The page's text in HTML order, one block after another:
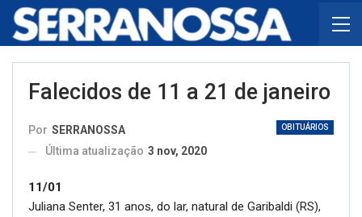
Falecidos de 11 a 21 de janeiro
OBITUÁRIOS
Por SERRANOSSA
Última atualização 3 nov, 2020
11/01
Juliana Senter, 31 anos, do lar, natural de Garibaldi (RS),